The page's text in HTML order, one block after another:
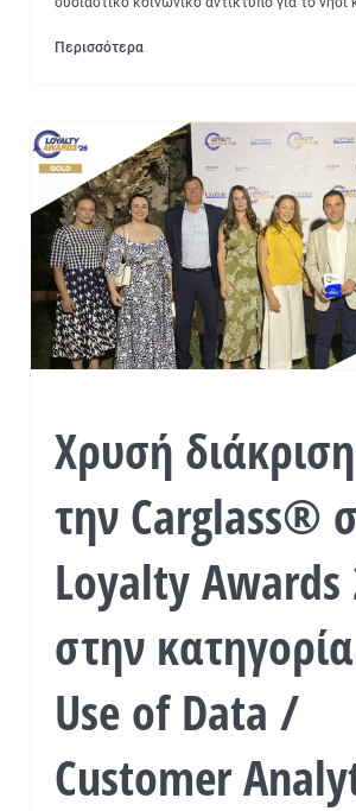
Περισσότερα
Χρυσή
την Carglass®
Loyalty Awards
στην
Use of Data /
Customer